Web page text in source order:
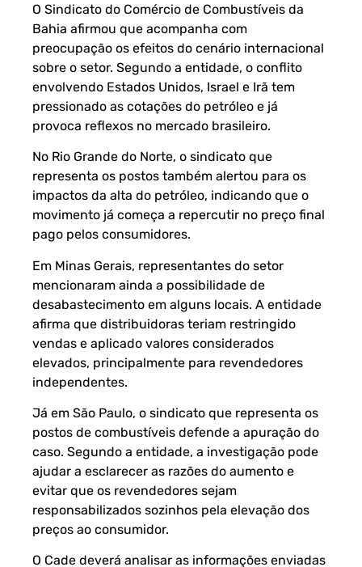
O Sindicato do Comércio de Combustíveis da
Bahia afirmou que acompanha com
preocupação os efeitos do cenário internacional
sobre o setor. Segundo a entidade, o conflito
envolvendo Estados Unidos, Israel e Irã tem
pressionado as cotações do petróleo e já
provoca reflexos no mercado brasileiro.
No Rio Grande do Norte, o sindicato que
representa os postos também alertou para os
impactos da alta do petróleo, indicando que o
movimento já começa a repercutir no preço final
pago pelos consumidores.
Em Minas Gerais, representantes do setor
mencionaram ainda a possibilidade de
desabastecimento em alguns locais. A entidade
afirma que distribuidoras teriam restringido
vendas e aplicado valores considerados
elevados, principalmente para revendedores
independentes.
Já em São Paulo, o sindicato que representa os
postos de combustíveis defende a apuração do
caso. Segundo a entidade, a investigação pode
ajudar a esclarecer as razões do aumento e
evitar que os revendedores sejam
responsabilizados sozinhos pela elevação dos
preços ao consumidor.
O Cade deverá analisar as informações enviadas